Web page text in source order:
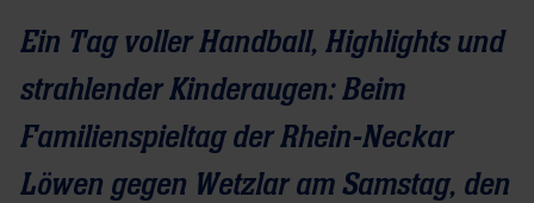
Ein Tag voller Handball, Highlights und
strahlender Kinderaugen: Beim
Familienspieltag der Rhein-Neckar
Löwen gegen Wetzlar am Samstag, den